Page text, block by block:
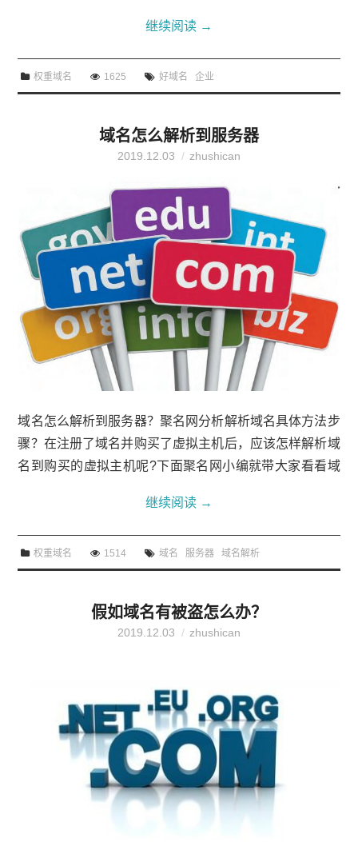
理银行卡业务、网上购物等都会用到网站，可以说网站在
我们生活中已经扮演了一个不可或缺的角色。企业网站怎
么挑选域名？聚名网教你如何玩转企业域名？但是一个网
企业这种大型门户，对于网站域名的选择非常有讲究。作
为企业网站的三大要素之一的网站...
继续阅读 →
权重域名 1625 好域名 企业
域名怎么解析到服务器
2019.12.03 zhushican
域名怎么解析到服务器？聚名网分析解析域名具体方法步
骤？在注册了域名并购买了虚拟主机后，应该怎样解析域
名到购买的虚拟主机呢?下面聚名网小编就带大家看看域
骤。使用主机提供商域名服务器通常虚拟主机提供商有自
己的域名服务器，在开通虚拟主机帐户后，主机提供商会
通知客户需要把域名指向哪两个域名服务器。这个域名服
名提供商提供的域名控制面板中修改域名服务器。请注
意，是域名提供商的控制面板，而不是...
继续阅读 →
权重域名 1514 域名 服务器 域名解析
假如域名有被盗怎么办？
2019.12.03 zhushican